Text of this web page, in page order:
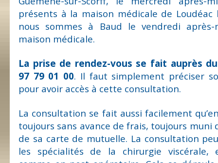
présents à la maison médicale de Loudéac
nous sommes à Baud le vendredi
maison médicale.
La prise de rendez-vous se fait auprès
97 79 01 00. Il faut simplement préciser
pour avoir accès à cette consultation.
La consultation se fait aussi facilement
toujours sans avance de frais, toujours muni
de sa carte de mutuelle. La consultation
les spécialités de la chirurgie viscérale,